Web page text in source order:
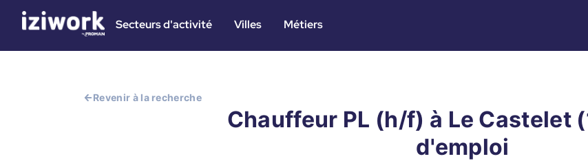
Secteurs d'activité Villes Métiers
Revenir à la recherche
Chauffeur PL (h/f) à Le Castelet
d'emploi